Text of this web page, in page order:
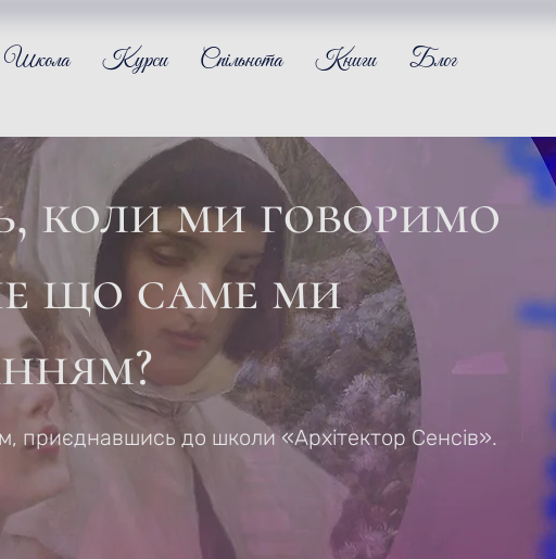
Школа Курси Спільнота Книги Блог
коли ми говоримо
що саме ми
приєднавшись до школи «Архітектор Сенсів».